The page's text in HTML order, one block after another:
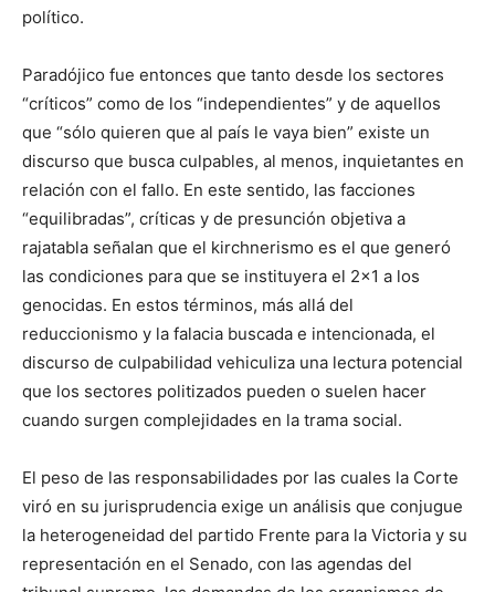
político.
Paradójico fue entonces que tanto desde los sectores
“críticos” como de los “independientes” y de aquellos
que “sólo quieren que al país le vaya bien” existe un
discurso que busca culpables, al menos, inquietantes en
relación con el fallo. En este sentido, las facciones
“equilibradas”, críticas y de presunción objetiva a
rajatabla señalan que el kirchnerismo es el que generó
las condiciones para que se instituyera el 2×1 a los
genocidas. En estos términos, más allá del
reduccionismo y la falacia buscada e intencionada, el
discurso de culpabilidad vehiculiza una lectura potencial
que los sectores politizados pueden o suelen hacer
cuando surgen complejidades en la trama social.
El peso de las responsabilidades por las cuales la Corte
viró en su jurisprudencia exige un análisis que conjugue
la heterogeneidad del partido Frente para la Victoria y su
representación en el Senado, con las agendas del